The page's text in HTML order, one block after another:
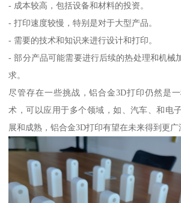
- 成本较高，包括设备和材料的投资。
- 打印速度较慢，特别是对于大型产品。
- 需要的技术和知识来进行设计和打印。
- 部分产品可能需要进行后续的热处理和机械
求。
尽管存在一些挑战，铝合金3D打印仍然是
术，可以应用于多个领域，如、汽车、和电
展和成熟，铝合金3D打印有望在未来得到更广